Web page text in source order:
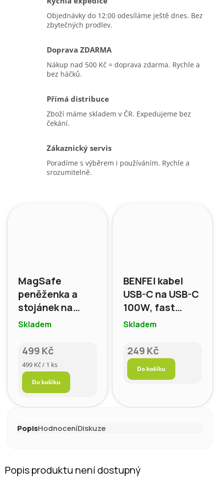
Objednávky do 12:00 odesíláme ještě dnes. Bez
zbytečných prodlev.
Doprava ZDARMA
Nákup nad 500 Kč = doprava zdarma. Rychle a
bez háčků.
Přímá distribuce
Zboží máme skladem v ČR. Expedujeme bez
čekání.
Zákaznický servis
Poradíme s výběrem i používáním. Rychle a
srozumitelně.
MagSafe
peněženka a
stojánek na
iPhone – MOFT,
šedá
Skladem
499 Kč
Měrná
cena:
499 Kč / 1 ks
Do košíku
BENFEI kabel
USB-C na USB-C
100W, fast
charging, délka
Skladem
249 Kč
Do košíku
PopisHodnoceníDiskuze
Popis produktu není dostupný